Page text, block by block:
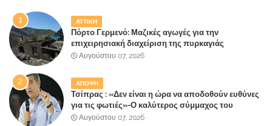
ΑΤΤΙΚΗ
Πόρτο Γερμενό: Μαζικές αγωγές για την
επιχειρησιακή διαχείριση της πυρκαγιάς
ετοιμάζουν οι κάτοικοι!
Αυγούστου 07, 2026
ΑΠΟΨΗ
Τσίπρας : «Δεν είναι η ώρα να αποδοθούν ευθύνες
για τις φωτιές»-Ο καλύτερος σύμμαχος του
Μητσοτάκη
Αυγούστου 07, 2026